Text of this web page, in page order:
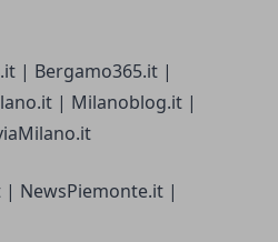
| Bergamo365.it |
| Milanoblog.it |
| NewsPiemonte.it |